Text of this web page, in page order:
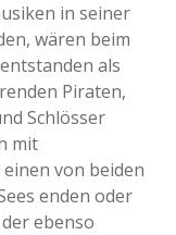
in seiner
wären beim
als
Piraten,
Schlösser
mit
von beiden
enden oder
ebenso